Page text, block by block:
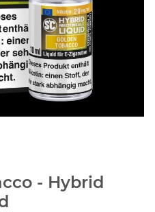
- Hybrid